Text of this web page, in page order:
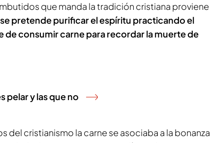
que manda la tradición cristiana proviene
se pretende purificar el espíritu practicando el
de consumir carne para recordar la muerte de
pelar y las que no
del cristianismo la carne se asociaba a la bonanza